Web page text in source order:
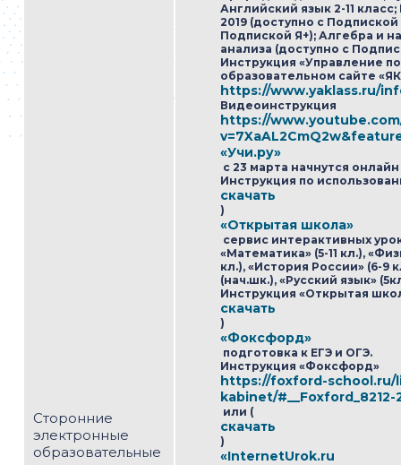
Сторонние
электронные
образовательные
Английский язык 2-11
2019 (доступно с Подпиской
Подпиской Я+); Алгебра и
анализа (доступно с
Инструкция «Управление
образовательном сайте
https://www.yaklass.ru/
Видеоинструкция
https://
«Учи.ру»
с 23 марта начнутся
Инструкция по
скачать
)
«Открытая школа»
сервис интерактивных
«Математика» (5-11 кл.),
кл.), «История России» (6-9
(нач.шк.), «Русский язык»
Инструкция «Открытая
скачать
)
«Фоксфорд»
подготовка к ЕГЭ и ОГЭ.
Инструкция «Фоксфорд»
https://foxford-school.ru/
kabinet/#__Foxford_8212-
или (
скачать
)
«InternetUrok.ru